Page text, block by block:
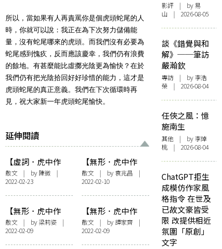
所以，當如果有人再責罵你是個虎頭蛇尾的人
時，你就可以說：我正在為下次努力儲備能
量，沒有蛇尾哪來的虎頭。而我們沒有必要為
蛇尾感到愧疚，反而應該慶幸，我們仍有浪費
的餘地。有甚麼能比虛擲光陰更為愉快？在於
我們仍有把光陰拾回好好珍惜的能力，這才是
虎頭蛇尾的真正意義。我們在下次循環時再
見，祝大家新一年虎頭蛇尾愉快。
延伸閱讀
【虛詞．虎中作
樂】虎孩子
散文 | by 陳微 |
2022-02-23
【無形．虎中作
樂】狐假虎威：誰
是狐狸誰是虎
散文| by 袁兆昌 |
2022-02-10
【無形．虎中作
樂】調虎離山
散文 | by梁莉姿 |
2022-02-09
【無形．虎中作
樂】歷史之虎
散文| by 譚家齊|
2022-02-09
影評 | by 易
山 | 2026-08-05
談《錯覺與和
解》──筆訪
嚴瀚欽
專訪 | by 李浩
榮 | 2026-08-04
任俠之風：憶
施南生
其他 | by 李焯
桃 | 2026-08-04
ChatGPT拒生
成模仿作家風
格指令 在世及
已故文豪皆受
限 改提供相近
氛圍「原創」
文字